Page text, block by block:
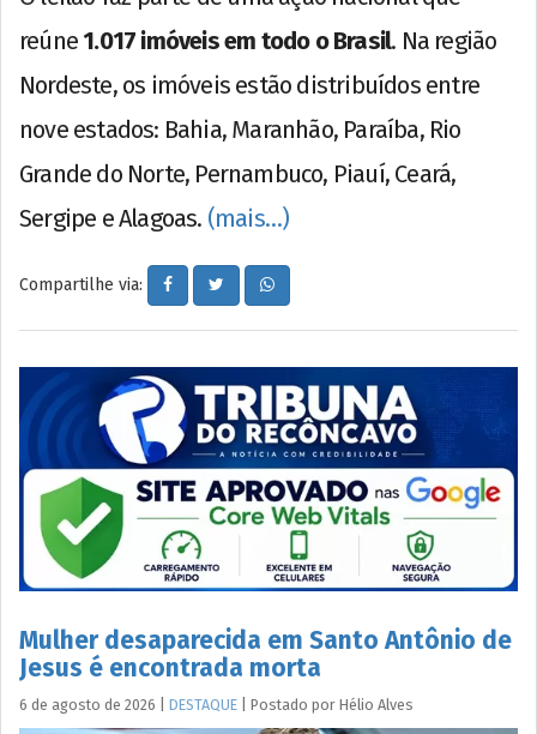
reúne 1.017 imóveis em todo o Brasil. Na região
Nordeste, os imóveis estão distribuídos entre
nove estados: Bahia, Maranhão, Paraíba, Rio
Grande do Norte, Pernambuco, Piauí, Ceará,
Sergipe e Alagoas. (mais…)
Compartilhe via:
Mulher desaparecida em Santo Antônio de
Jesus é encontrada morta
6 de agosto de 2026 DESTAQUE Postado por Hélio Alves